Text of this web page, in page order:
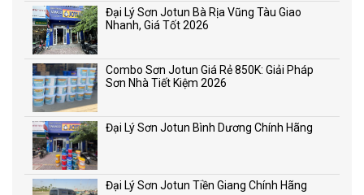
Đại Lý Sơn Jotun Bà Rịa Vũng Tàu Giao
Nhanh, Giá Tốt 2026
Combo Sơn Jotun Giá Rẻ 850K: Giải Pháp
Sơn Nhà Tiết Kiệm 2026
Đại Lý Sơn Jotun Bình Dương Chính Hãng
Đại Lý Sơn Jotun Tiền Giang Chính Hãng